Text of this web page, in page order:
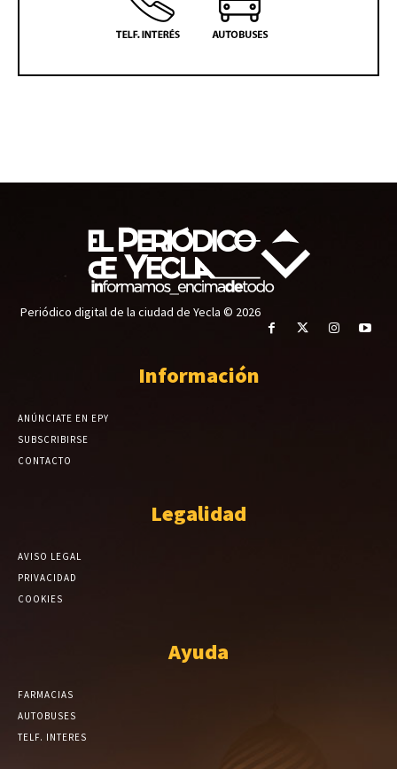
Periódico digital de la ciudad de Yecla © 2026
Información
ANÚNCIATE EN EPY
SUBSCRIBIRSE
CONTACTO
Legalidad
AVISO LEGAL
PRIVACIDAD
COOKIES
Ayuda
FARMACIAS
AUTOBUSES
TELF. INTERES